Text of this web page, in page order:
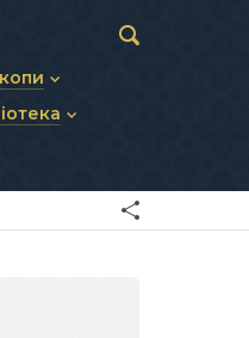
єпископи
Синодів